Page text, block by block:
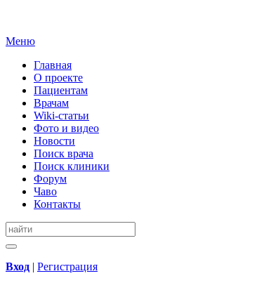
Меню
Главная
О проекте
Пациентам
Врачам
Wiki-статьи
Фото и видео
Новости
Поиск врача
Поиск клиники
Форум
Чаво
Контакты
Вход | Регистрация